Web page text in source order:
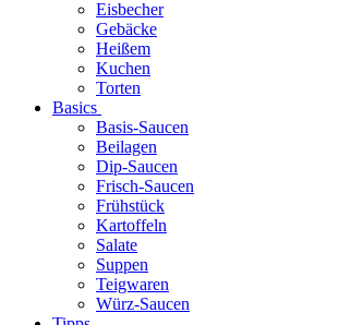
Eisbecher
Gebäcke
Heißem
Kuchen
Torten
Basics
Basis-Saucen
Beilagen
Dip-Saucen
Frisch-Saucen
Frühstück
Kartoffeln
Salate
Suppen
Teigwaren
Würz-Saucen